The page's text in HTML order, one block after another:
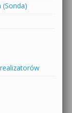
(Sonda)